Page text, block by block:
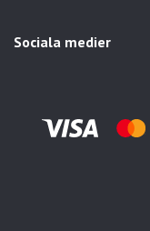
Sociala medier